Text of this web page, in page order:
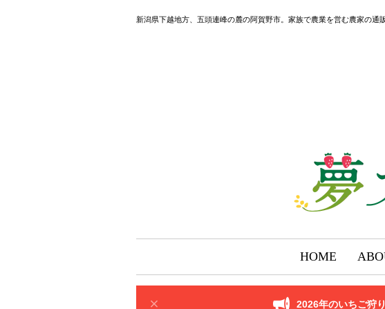
新潟県下越地方、五頭連峰の麓の阿賀野市。家族で農業を営む農家の
HOME
2026年のいちご狩